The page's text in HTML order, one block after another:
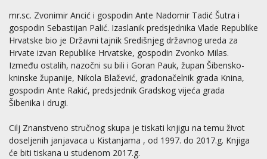
mr.sc. Zvonimir Ancić i gospodin Ante Nadomir Tadić Šutra i
gospodin Sebastijan Palić. Izaslanik predsjednika Vlade Republike
Hrvatske bio je Državni tajnik Središnjeg državnog ureda za
Hrvate izvan Republike Hrvatske, gospodin Zvonko Milas.
Između ostalih, nazočni su bili i Goran Pauk, župan Šibensko-
kninske županije, Nikola Blažević, gradonačelnik grada Knina,
gospodin Ante Rakić, predsjednik Gradskog vijeća grada
Šibenika i drugi.
Cilj Znanstveno stručnog skupa je tiskati knjigu na temu život
doseljenih janjavaca u Kistanjama , od 1997. do 2017.g. Knjiga
će biti tiskana u studenom 2017.g.